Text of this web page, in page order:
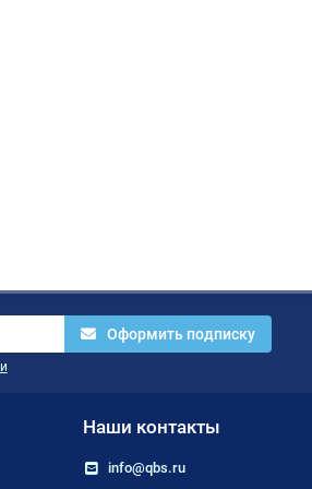
Оформить подписку
Наши контакты
info@qbs.ru